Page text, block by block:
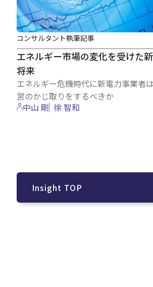
エネルギー市場の変化を受けた
将来
エネルギー危機時代に新電力事業者
営のかじ取りをするべきか
コンサルタント執筆記事
中山 剛 徐 智和
Insight TOP